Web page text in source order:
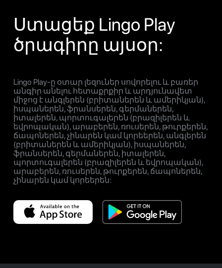
Ստացեք Lingo Play
ծրագիրը այսօր:
Lingo Play-ը օտար լեզուներ սովորելու և բառեր
անգիր անելու հետաքրքիր և արդյունավետ
միջոց է անգլերեն (բրիտաներեն և ամերիկյան),
իսպաներեն, ֆրանսերեն, գերմաներեն,
իտալերեն, պորտուգալերեն (բրազիլերեն և
եվրոպական), արաբերեն, ռուսերեն, թուրքերեն,
ճապոներեն, չինարեն կամ կորեերեն, անգլերեն
(բրիտաներեն և ամերիկյան), իսպաներեն,
ֆրանսերեն, գերմաներեն, իտալերեն,
պորտուգալերեն (բրազիլերեն և եվրոպական),
արաբերեն, ռուսերեն, թուրքերեն, ճապոներեն,
չինարեն կամ կորեերեն: